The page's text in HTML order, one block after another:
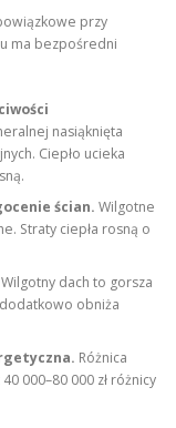
przy
ma bezpośredni
nasiąknięta
Ciepło ucieka
ścian. Wilgotne
Straty ciepła rosną o
Wilgotny dach to gorsza
obniża
Różnica
000–80 000 zł różnicy